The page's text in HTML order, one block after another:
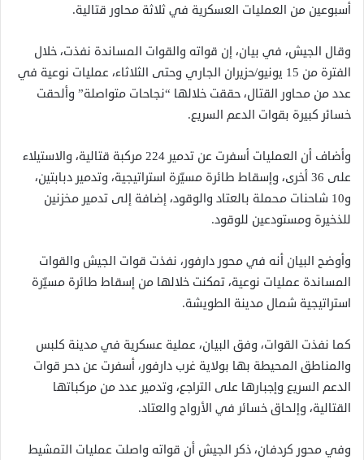
أسبوعين من العمليات العسكرية في ثلاثة محاور قتالية.
وقال الجيش، في بيان، إن قواته والقوات المساندة نفذت، خلال
الفترة من 15 يونيو/حزيران الجاري وحتى الثلاثاء، عمليات نوعية في
عدد من محاور القتال، حققت خلالها “نجاحات متواصلة” وألحقت
خسائر كبيرة بقوات الدعم السريع.
وأضاف أن العمليات أسفرت عن تدمير 224 مركبة قتالية، والاستيلاء
على 36 أخرى، وإسقاط طائرة مسيّرة استراتيجية، وتدمير دبابتين،
و10 شاحنات محملة بالعتاد والوقود، إضافة إلى تدمير مخزنين
للذخيرة ومستودعين للوقود.
وأوضح البيان أنه في محور دارفور، نفذت قوات الجيش والقوات
المساندة عمليات نوعية، تمكنت خلالها من إسقاط طائرة مسيّرة
استراتيجية شمال مدينة الطويشة.
كما نفذت القوات، وفق البيان، عملية عسكرية في مدينة كلبس
والمناطق المحيطة بها بولاية غرب دارفور، أسفرت عن دحر قوات
الدعم السريع وإجبارها على التراجع، وتدمير عدد من مركباتها
القتالية، وإلحاق خسائر في الأرواح والعتاد.
وفي محور كردفان، ذكر الجيش أن قواته واصلت عمليات التمشيط